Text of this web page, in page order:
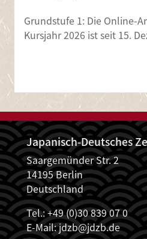
Grundstufe 1: Die Online-
Kursjahr 2026 ist seit 15.
Japanisch-Deutsches
Saargemünder Str. 2
14195 Berlin
Deutschland
Tel.: +49 (0)30 839 07 0
E-Mail:jdzb@jdzb.de